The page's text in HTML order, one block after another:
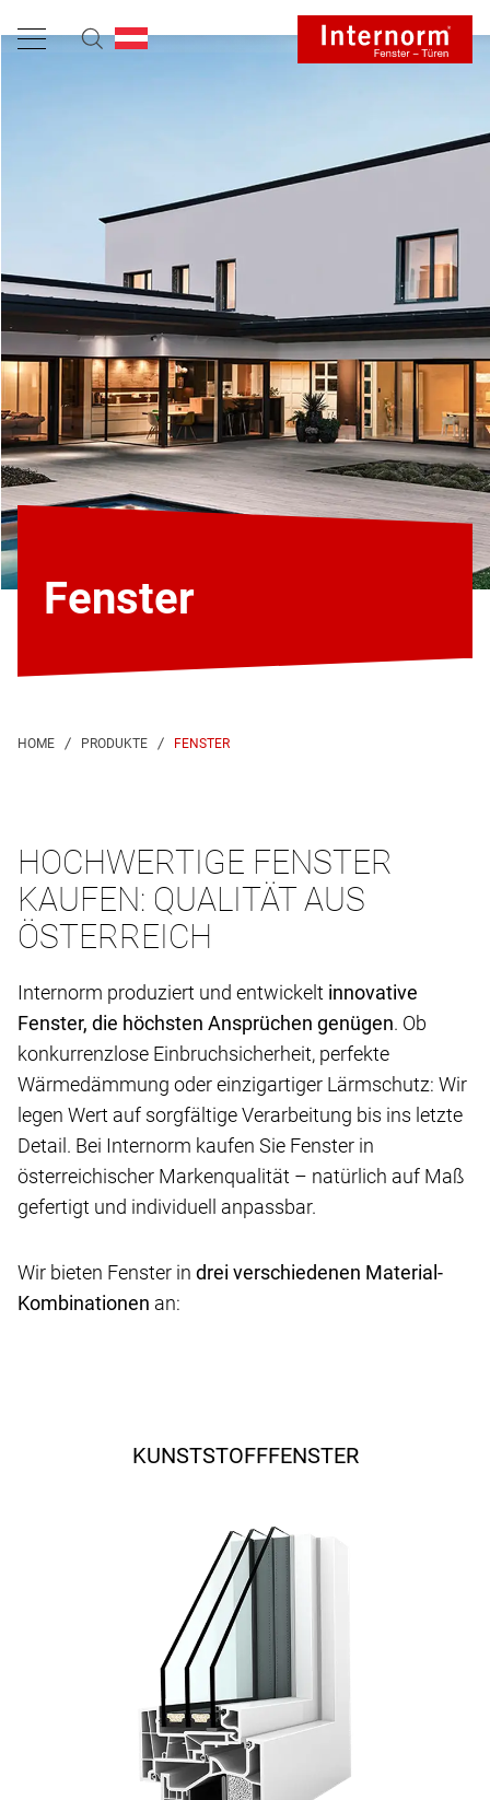
Fenster
FENSTER
HOCHWERTIGE FENSTER
KAUFEN: QUALITÄT AUS
ÖSTERREICH
Internorm produziert und entwickelt innovative
Fenster, die höchsten Ansprüchen genügen. Ob
konkurrenzlose Einbruchsicherheit, perfekte
Wärmedämmung oder einzigartiger Lärmschutz: Wir
legen Wert auf sorgfältige Verarbeitung bis ins letzte
Detail. Bei Internorm kaufen Sie Fenster in
österreichischer Markenqualität – natürlich auf Maß
gefertigt und individuell anpassbar.
Wir bieten Fenster in drei verschiedenen Material-
Kombinationen an:
KUNSTSTOFFFENSTER